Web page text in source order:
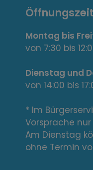
n
t
e
L
i
n
k
s
Montag bis
von 7:30 bis
Dienstag und
von 14:00 bis
* Im
Vorsprache nur
Am Dienstag
ohne Termin